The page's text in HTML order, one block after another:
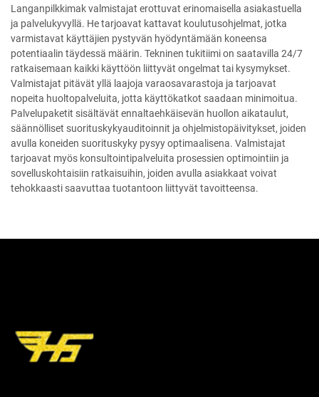
Langanpilkkimak valmistajat erottuvat erinomaisella asiakastuella
ja palvelukyvyllä. He tarjoavat kattavat koulutusohjelmat, jotka
varmistavat käyttäjien pystyvän hyödyntämään koneensa
potentiaalin täydessä määrin. Tekninen tukitiimi on saatavilla 24/7
ratkaisemaan kaikki käyttöön liittyvät ongelmat tai kysymykset.
Valmistajat pitävät yllä laajoja varaosavarastoja ja tarjoavat
nopeita huoltopalveluita, jotta käyttökatkot saadaan minimoitua.
Palvelupaketit sisältävät ennaltaehkäisevän huollon aikataulut,
säännölliset suorituskykyauditoinnit ja ohjelmistopäivitykset, joiden
avulla koneiden suorituskyky pysyy optimaalisena. Valmistajat
tarjoavat myös konsultointipalveluita prosessien optimointiin ja
sovelluskohtaisiin ratkaisuihin, joiden avulla asiakkaat voivat
tehokkaasti saavuttaa tuotantoon liittyvät tavoitteensa.